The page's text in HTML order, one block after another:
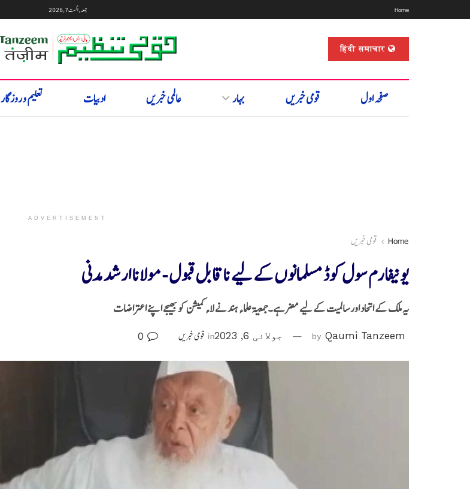
Home جمعہ, اگست 7, 2026
हिंदी समाचार
صفحہ اول قومی خبریں بہار عالمی خبریں ادبیات تعلیم و روزگار
ADVERTISEMENT
Home قومی خبریں
یونیفارم سول کوڈ مسلمانوں کے لیے ناقابل قبول -مولانا ارشد مدنی
یہ ملک کے اتحاد اور سالمیت کے لیے مضر ہے۔جمعیۃ علماء ہند نے لاء کمیشن کو بھیجے اپنے اعتراضات
by Qaumi Tanzeem جولائی 6, 2023 in قومی خبریں